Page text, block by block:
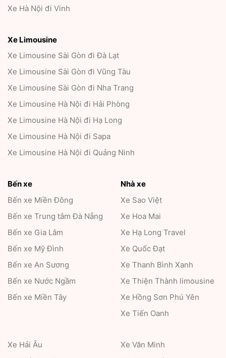
Xe Hà Nội đi Vinh
Xe Limousine
Xe Limousine Sài Gòn đi Đà Lạt
Xe Limousine Sài Gòn đi Vũng Tàu
Xe Limousine Sài Gòn đi Nha Trang
Xe Limousine Hà Nội đi Hải Phòng
Xe Limousine Hà Nội đi Hạ Long
Xe Limousine Hà Nội đi Sapa
Xe Limousine Hà Nội đi Quảng Ninh
Bến xe
Bến xe Miền Đông
Bến xe Trung tâm Đà Nẵng
Bến xe Gia Lâm
Bến xe Mỹ Đình
Bến xe An Sương
Bến xe Nước Ngầm
Bến xe Miền Tây
Nhà xe
Xe Sao Việt
Xe Hoa Mai
Xe Hạ Long Travel
Xe Quốc Đạt
Xe Thanh Bình Xanh
Xe Thiện Thành limousine
Xe Hồng Sơn Phú Yên
Xe Tiến Oanh
Xe Hải Âu
Xe Văn Minh